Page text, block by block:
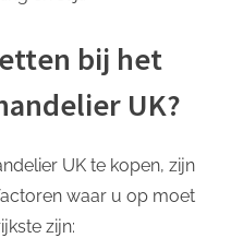
bij het
UK?
UK te kopen, zijn
waar u op moet
zijn: